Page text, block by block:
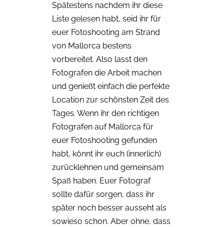
Spätestens nachdem ihr diese
Liste gelesen habt, seid ihr für
euer Fotoshooting am Strand
von Mallorca bestens
vorbereitet. Also lasst den
Fotografen die Arbeit machen
und genießt einfach die perfekte
Location zur schönsten Zeit des
Tages. Wenn ihr den richtigen
Fotografen auf Mallorca für
euer Fotoshooting gefunden
habt, könnt ihr euch (innerlich)
zurücklehnen und gemeinsam
Spaß haben. Euer Fotograf
sollte dafür sorgen, dass ihr
später noch besser ausseht als
sowieso schon. Aber ohne, dass